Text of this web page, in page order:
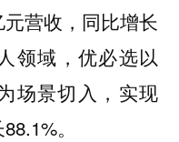
营收，同比增长
领域，优必选以
场景切入，实现
。